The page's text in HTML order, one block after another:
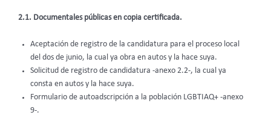
2.1. Documentales públicas en copia certificada.
Aceptación de registro de la candidatura para el proceso local
del dos de junio, la cual ya obra en autos y la hace suya.
Solicitud de registro de candidatura -anexo 2.2-, la cual ya
consta en autos y la hace suya.
Formulario de autoadscripción a la población LGBTIAQ+ -anexo
9-.